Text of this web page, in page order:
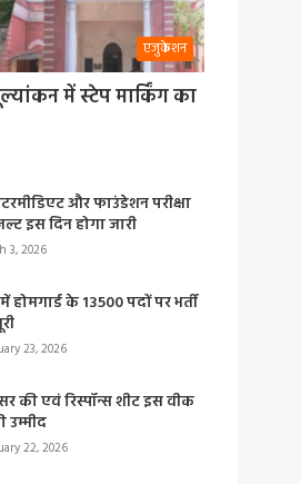
एजुकेशन
में स्टेप मार्किंग का
और फाउंडेशन परीक्षा
इस दिन होगा जारी
3, 2026
होमगार्ड के 13500 पदों पर भर्ती
23, 2026
की एवं रिस्पॉन्स शीट इस वीक
22, 2026